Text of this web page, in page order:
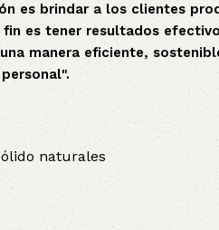
es brindar a los clientes
es tener resultados
manera eficiente,
naturales